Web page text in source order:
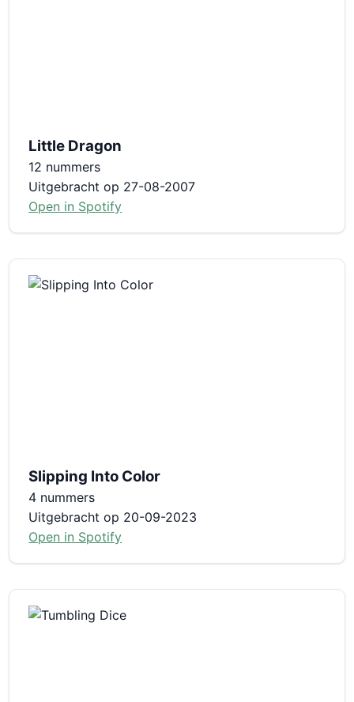
Little Dragon
12 nummers
Uitgebracht op 27-08-2007
Open in Spotify
Slipping Into Color
4 nummers
Uitgebracht op 20-09-2023
Open in Spotify